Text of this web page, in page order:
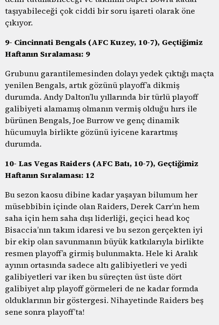
taşıyabileceği çok ciddi bir soru işareti olarak öne
çıkıyor.
9- Cincinnati Bengals (AFC Kuzey, 10-7), Geçtiğimiz
Haftanın Sıralaması: 9
Grubunu garantilemesinden dolayı yedek çıktığı maçta
yenilen Bengals, artık gözünü playoff’a dikmiş
durumda. Andy Dalton’lu yıllarında bir türlü playoff
galibiyeti alamamış olmanın vermiş olduğu hırs ile
bürünen Bengals, Joe Burrow ve genç dinamik
hücumuyla birlikte gözünü iyicene karartmış
durumda.
10- Las Vegas Raiders (AFC Batı, 10-7), Geçtiğimiz
Haftanın Sıralaması: 12
Bu sezon kaosu dibine kadar yaşayan bilumum her
müsebbibin içinde olan Raiders, Derek Carr’ın hem
saha için hem saha dışı liderliği, geçici head koç
Bisaccia’nın takım idaresi ve bu sezon gerçekten iyi
bir ekip olan savunmanın büyük katkılarıyla birlikte
resmen playoff’a girmiş bulunmakta. Hele ki Aralık
ayının ortasında sadece altı galibiyetleri ve yedi
galibiyetleri var iken bu süreçten üst üste dört
galibiyet alıp playoff görmeleri de ne kadar formda
olduklarının bir göstergesi. Nihayetinde Raiders beş
sene sonra playoff’ta!